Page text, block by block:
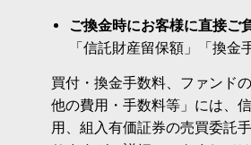
ご換金時にお客様に直接ご
「信託財産留保額」「換
買付・換金手数料、ファンド
他の費用・手数料等」には、
用、組入有価証券の売買委託